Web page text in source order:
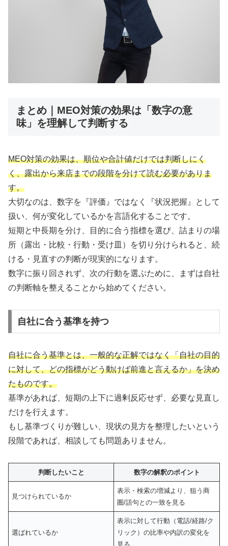
まとめ｜MEO対策の効果は「数字の意
味」を理解して判断する
MEO対策の効果は、順位や合計値だけでは判断しにく
く、露出から来店までの段階を分けて読む必要がありま
す。
大切なのは、数字を『評価』ではなく『状況把握』として
扱い、何が変化しているかを言語化することです。
短期と中長期を分け、目的に合う指標を選び、詰まりの場
所（露出・比較・行動・受け皿）を切り分けられると、続
ける・見直すの判断が現実的になります。
数字に振り回されず、次の行動を選ぶために、まずは自社
の判断軸を整えることから始めてください。
自社に合う基準を持つ
自社に合う基準とは、一般的な正解ではなく「自社の目的
に対して、どの指標がどう動けば前進と言えるか」を決め
たものです。
基準があれば、短期の上下に過剰反応せず、必要な見直し
だけを行えます。
もし基準づくりが難しい、現状の見方を整理したいという
段階であれば、相談しても問題ありません。
判断したいこと 数字の解釈のポイント
見つけられているか
表示・検索の増減より、狙う商
圏/語句との一致を見る
選ばれているか
表示に対して行動（電話/経路/ク
リック）の比率や内訳の変化を
見る